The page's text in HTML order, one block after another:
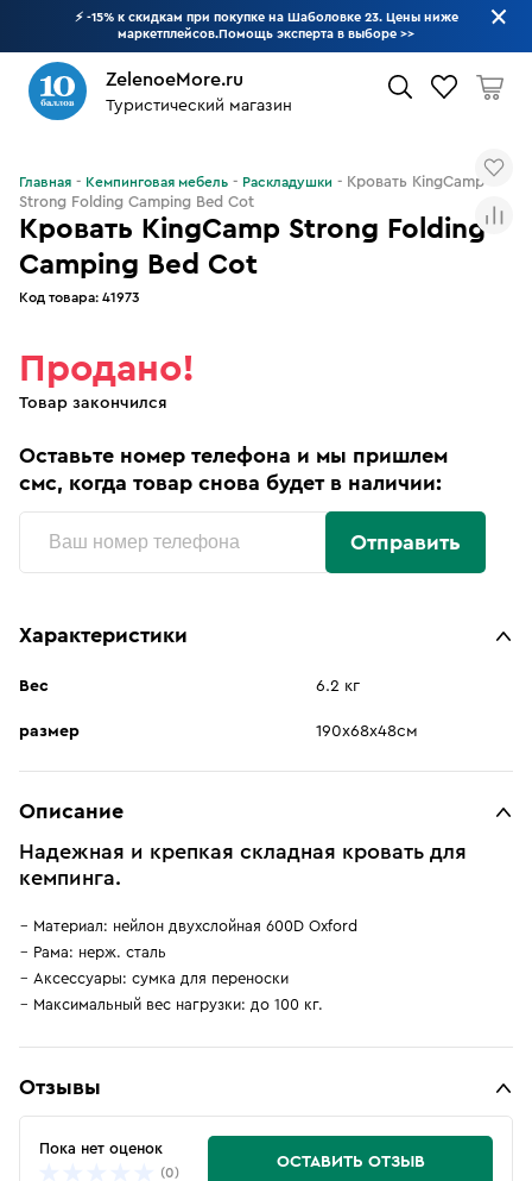
⚡ -15% к скидкам при покупке на Шаболовке 23. Цены ниже
маркетплейсов.Помощь эксперта в выборе >>
ZelenoeMore.ru
Туристический магазин
Кровать KingCamp Strong Folding
Camping Bed Cot
Код товара: 41973
Главная Кемпинговая мебель Раскладушки
Кровать KingCamp
Strong Folding Camping Bed Cot
Продано!
Товар закончился
Оставьте номер телефона и мы пришлем
смс, когда товар снова будет в наличии:
Отправить
Характеристики
Вес 6.2 кг
размер 190х68х48см
Описание
Надежная и крепкая складная кровать для
кемпинга.
Материал: нейлон двухслойная 600D Oxford
Рама: нерж. сталь
Аксессуары: сумка для переноски
Максимальный вес нагрузки: до 100 кг.
Отзывы
Пока нет оценок
(0)
ОСТАВИТЬ ОТЗЫВ